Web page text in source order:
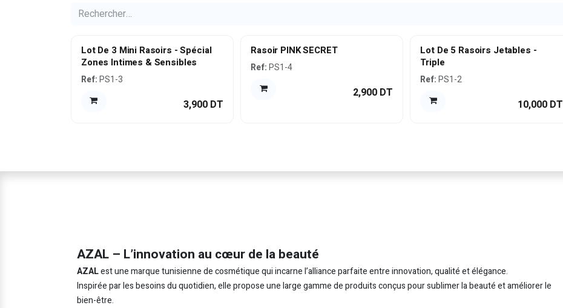
Lot De 3 Mini Rasoirs - Spécial
Zones Intimes & Sensibles
Ref:PS1-3
3,900 DT
Rasoir PINK SECRET
Ref: PS1-4
2,900 DT
Lot De 5 Rasoirs Jetables -
Triple
Ref: PS1-2
10,000DT
AZAL – L’innovation au cœur de la beauté
AZALest une marque tunisienne de cosmétique qui incarne l’alliance parfaite entre innovation, qualité et élégance.
Inspirée par les besoins du quotidien, elle propose une large gamme de produits conçus pour sublimer la beauté et améliorer le
bien-être.